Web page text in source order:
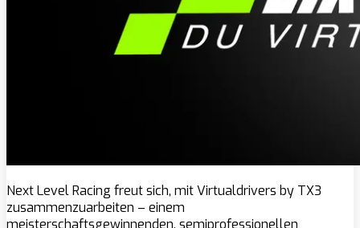
Next Level Racing freut sich, mit Virtualdrivers by TX3
zusammenzuarbeiten – einem